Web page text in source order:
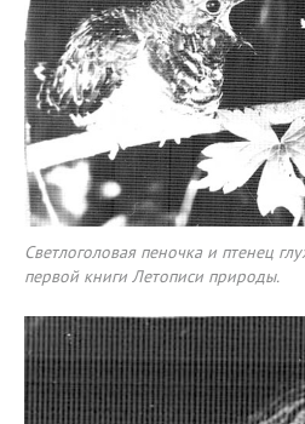
Светлоголовая пеночка и птенец
первой книги Летописи природы.